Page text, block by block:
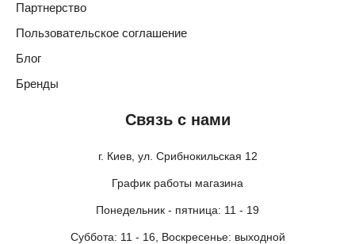
Связь с нами
г. Киев, ул. Срибнокильская 12
График работы магазина
Понедельник - пятница: 11 - 19
Суббота: 11 - 16, Воскресенье: выходной
Партнерство
Пользовательское соглашение
Блог
Бренды